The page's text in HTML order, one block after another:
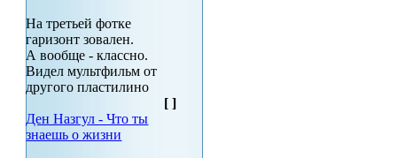
На третьей фотке
гаризонт зовален.
А вообще - классно.
Видел мультфильм от
другого пластилино
[]
Ден Назгул - Что ты
знаешь о жизни